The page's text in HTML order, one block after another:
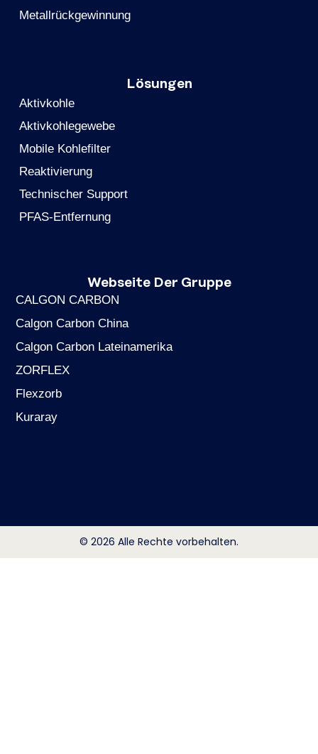
Metallrückgewinnung
Lösungen
Aktivkohle
Aktivkohlegewebe
Mobile Kohlefilter
Reaktivierung
Technischer Support
PFAS-Entfernung
Webseite Der Gruppe
CALGON CARBON
Calgon Carbon China
Calgon Carbon Lateinamerika
ZORFLEX
Flexzorb
Kuraray
© 2026 Alle Rechte vorbehalten.